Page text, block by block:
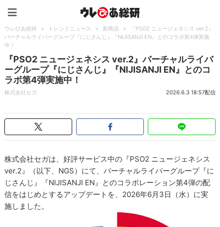
ウレぴあ総研 > トレンドニュース > 新商品 >
『PSO2 ニュージェネシス ver.2』
バーチャルライバーグループ『にじさんじ』『NIJISANJI EN』とのコラボ第4弾実施
中！
『PSO2 ニュージェネシス ver.2』バーチャルライバ
ーグループ『にじさんじ』『NIJISANJI EN』とのコ
ラボ第4弾実施中！
株式会社セガ 2026.6.3 18:57配信
株式会社セガは、好評サービス中の『PSO2 ニュージェネシス
ver.2』（以下、NGS）にて、バーチャルライバーグループ『に
じさんじ』『NIJISANJI EN』とのコラボレーション第4弾の配
信をはじめとするアップデートを、2026年6月3日（水）に実
施しました。